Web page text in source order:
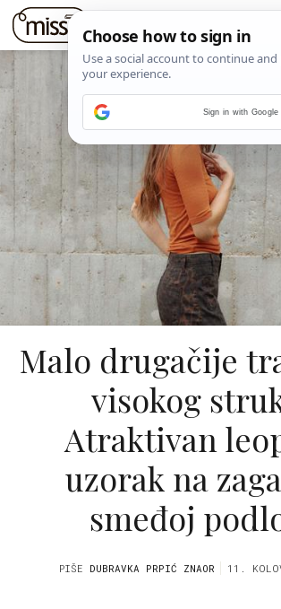
Malo drugačije
visokog
Atraktivan
uzorak na
smeđoj
PIŠE DUBRAVKA PRPIĆ ZNAOR 11.
Sign in with Google